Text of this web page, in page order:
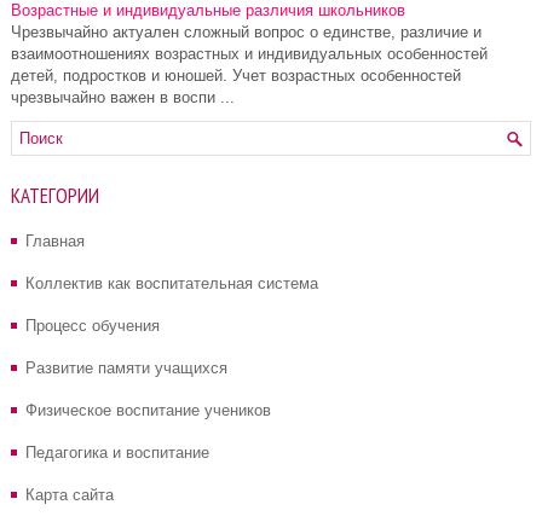
Возрастные и индивидуальные различия школьников
Чрезвычайно актуален сложный вопрос о единстве, различие и
взаимоотношениях возрастных и индивидуальных особенностей
детей, подростков и юношей. Учет возрастных особенностей
чрезвычайно важен в воспи ...
КАТЕГОРИИ
Главная
Коллектив как воспитательная система
Процесс обучения
Развитие памяти учащихся
Физическое воспитание учеников
Педагогика и воспитание
Карта сайта